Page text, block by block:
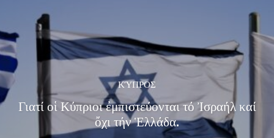
ΚΎΠΡΟΣ
Γιατί οἱ Κύπριοι ἐμπιστεύονται τό Ἰσραήλ καί
ὄχι τήν Ἑλλάδα.